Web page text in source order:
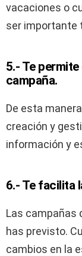
vacaciones o
ser importante
5.- Te
campaña.
De esta
creación y
información y
6.- Te facilita
Las campañas
has previsto.
cambios en la